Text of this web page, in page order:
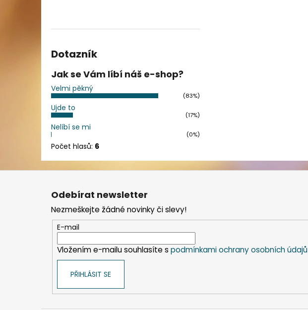
Dotazník
Jak se Vám líbí náš e-shop?
Velmi pěkný
(83%)
Ujde to
(17%)
Nelíbí se mi
(0%)
Počet hlasů: 6
Z
Odebírat newsletter
Nezmeškejte žádné novinky či slevy!
E-mail
Vložením e-mailu souhlasíte s podmínkami ochrany osobních údajů
PŘIHLÁSIT SE